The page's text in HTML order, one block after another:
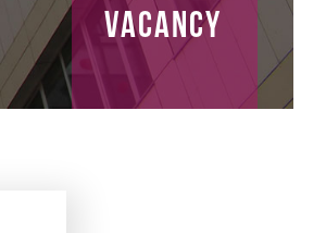
vacancy